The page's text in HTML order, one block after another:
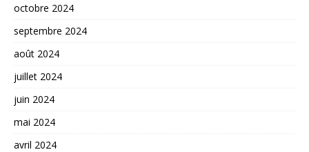
octobre 2024
septembre 2024
août 2024
juillet 2024
juin 2024
mai 2024
avril 2024